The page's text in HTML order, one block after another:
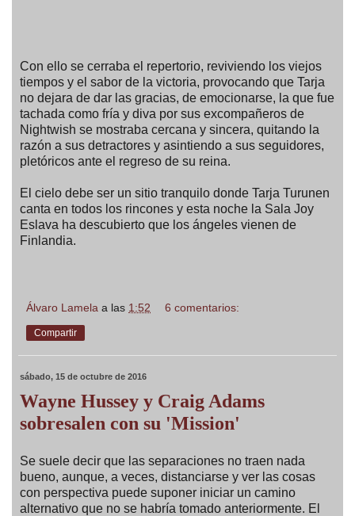
Con ello se cerraba el repertorio, reviviendo los viejos
tiempos y el sabor de la victoria, provocando que Tarja
no dejara de dar las gracias, de emocionarse, la que fue
tachada como fría y diva por sus excompañeros de
Nightwish se mostraba cercana y sincera, quitando la
razón a sus detractores y asintiendo a sus seguidores,
pletóricos ante el regreso de su reina.
El cielo debe ser un sitio tranquilo donde Tarja Turunen
canta en todos los rincones y esta noche la Sala Joy
Eslava ha descubierto que los ángeles vienen de
Finlandia.
Álvaro Lamela a las 1:52 6 comentarios:
Compartir
sábado, 15 de octubre de 2016
Wayne Hussey y Craig Adams
sobresalen con su 'Mission'
Se suele decir que las separaciones no traen nada
bueno, aunque, a veces, distanciarse y ver las cosas
con perspectiva puede suponer iniciar un camino
alternativo que no se habría tomado anteriormente. El